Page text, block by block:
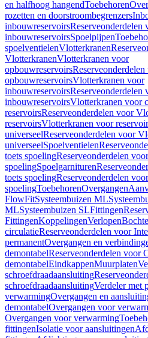
en halfhoog hangendToebehoren
rozetten en doorstroombegrenzers
inbouwreservoirsReserveonderdelen
inbouwreservoirsSpoelpijpen
spoelventielenVlotterkranen
VlotterkranenVlotterkranen voor
opbouwreservoirs
opbouwreservoirsVlotterkranen voor
inbouwreservoirs
inbouwreservoirsVlotterkranen voor
reservoirsReserveonderdelen voor
reservoirsVlotterkranen voor
universeelReserveonderdelen voor
universeelSpoelventielen
toets spoelingReserveonderdelen
spoelingSpoelgarnituren
toets spoelingReserveonderdelen
spoelingToebehorenOvergangen
FlowFitSysteembuizen ML
MLSysteembuizen SLFittingen
FittingenKoppelingenVerlopen
circulatieReserveonderdelen voor
permanentOvergangen en
demontabelReserveonderdelen voor
demontabelEindkappenMuurplaten
schroefdraadaansluiting
schroefdraadaansluitingVerdeler met
verwarmingOvergangen en
demontabelOvergangen voor
Overgangen voor verwarming
fittingenIsolatie voor aansluitingen